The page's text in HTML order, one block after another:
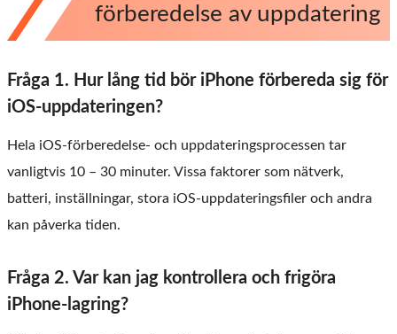
förberedelse av uppdatering
Fråga 1. Hur lång tid bör iPhone förbereda sig för
iOS-uppdateringen?
Hela iOS-förberedelse- och uppdateringsprocessen tar
vanligtvis 10 – 30 minuter. Vissa faktorer som nätverk,
batteri, inställningar, stora iOS-uppdateringsfiler och andra
kan påverka tiden.
Fråga 2. Var kan jag kontrollera och frigöra
iPhone-lagring?